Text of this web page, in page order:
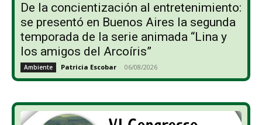
De la concientización al entretenimiento:
se presentó en Buenos Aires la segunda
temporada de la serie animada “Lina y
los amigos del Arcoíris”
Ambiente Patricia Escobar - 06/08/2026